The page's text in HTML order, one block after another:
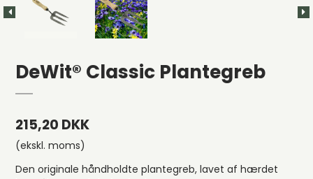
DeWit® Classic Plantegreb
215,20 DKK
(ekskl. moms)
Den originale håndholdte plantegreb, lavet af hærdet